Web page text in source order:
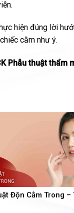
hiện đúng lời
cằm như ý.
Phẫu thuật thẩm
Độn Cằm Trong –